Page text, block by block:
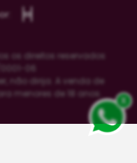
x
os direitos reservados
06
não dirija. A venda de
menores de 18 anos.